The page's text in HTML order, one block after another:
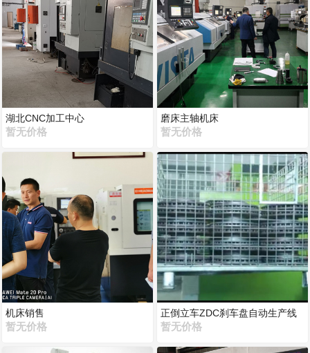
湖北CNC加工中心
暂无价格
机床销售
暂无价格
磨床主轴机床
暂无价格
正倒立车ZDC刹车盘自动生产线
暂无价格